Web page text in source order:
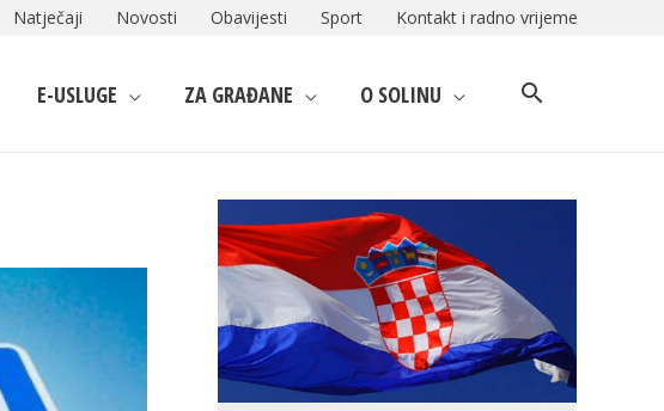
Natječaji Novosti Obavijesti Sport Kontakt i radno vrijeme
E-USLUGE ZA GRAĐANE O SOLINU